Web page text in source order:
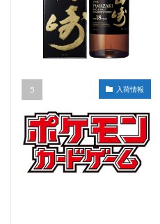
入荷情報